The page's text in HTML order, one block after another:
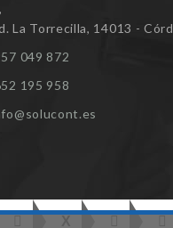
La Torrecilla, 14013 -
049 872
195 958